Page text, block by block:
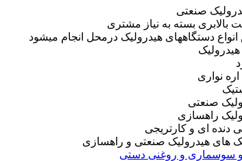
صنعتی
بالابری بسته به نیاز مشتری
دستگاههای هیدرولیک درمحل انجام میشود
نواری
صنعتی
راهسازی
دنده ای و کارتریجی
های هیدرولیک صنعتی و راهسازی
سوسماری و روغنی دستی